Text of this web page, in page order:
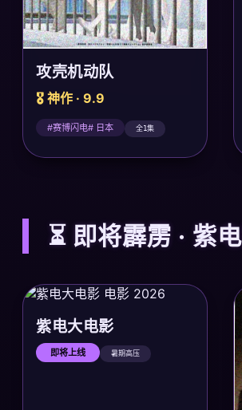
攻壳机动队
🎖️ 神作 · 9.9
#赛博闪电# 日本 全1集
⏳ 即将霹雳 · 紫
紫电大电影
即将上线 暑期高压